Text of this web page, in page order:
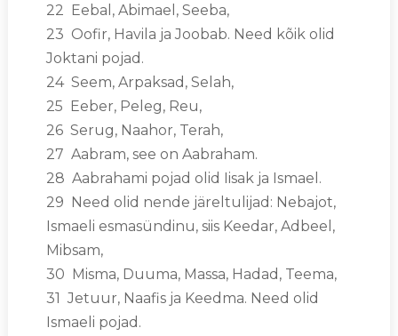
22 Eebal, Abimael, Seeba,
23 Oofir, Havila ja Joobab. Need kõik olid
Joktani pojad.
24 Seem, Arpaksad, Selah,
25 Eeber, Peleg, Reu,
26 Serug, Naahor, Terah,
27 Aabram, see on Aabraham.
28 Aabrahami pojad olid Iisak ja Ismael.
29 Need olid nende järeltulijad: Nebajot,
Ismaeli esmasündinu, siis Keedar, Adbeel,
Mibsam,
30 Misma, Duuma, Massa, Hadad, Teema,
31 Jetuur, Naafis ja Keedma. Need olid
Ismaeli pojad.